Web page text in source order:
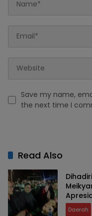
Save my name,
the next time I
Read Also
Daerah